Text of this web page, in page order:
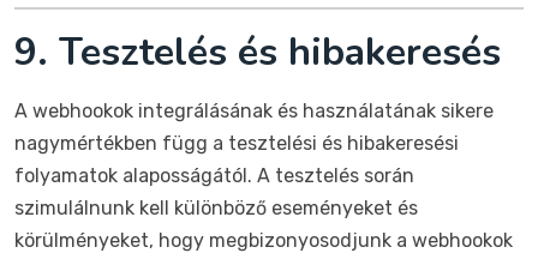
9. Tesztelés és hibakeresés
A webhookok integrálásának és használatának sikere
nagymértékben függ a tesztelési és hibakeresési
folyamatok alaposságától. A tesztelés során
szimulálnunk kell különböző eseményeket és
körülményeket, hogy megbizonyosodjunk a webhookok